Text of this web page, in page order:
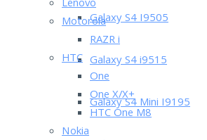
Galaxy S4 I9505
Galaxy S4 i9515
Galaxy S4 Mini I9195
Lenovo
Motorola
RAZR i
HTC
One
One X/X+
HTC One M8
Nokia